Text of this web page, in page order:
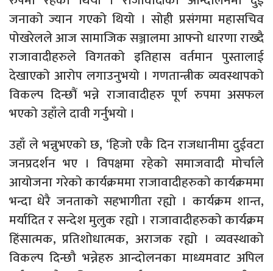
जनाको ज्यान गएको थियो । सोही प्रसंगमा महासचिव
पोखरेलले आज सामाजिक सञ्जालमा आफ्नो धारणा राख्दै
राजावादीहरुले विगतको इतिहास वर्तमान पुस्तालाई
देखाएको आरोप लगाउनुभयो । गणतान्त्रीक व्यवस्थापको
विकल्प दिन्छौं भन्ने राजावादीहरु पूर्ण रुपमा असफल
भएको उहाँले दावी गर्नुभयो ।
उहाँ ले भन्नुभएको छ, ‘हिजो एकै दिन राजधानीमा दुईवटा
जनप्रदर्शन भए । विपक्षमा रहेको समाजवादी मोर्चाले
आयोजना गरेको कार्यक्रममा राजावादीहरुको कार्यक्रममा
भन्दा धेरै जनताको सहभागीता रह्यो । कार्यक्रम शान्त,
मर्यादित र सन्देश मुलुक रह्यो । राजावादीहरुको कार्यक्रम
हिंसात्मक, प्रतिशोधात्मक, अराजक रह्यो । व्यवस्थाको
विकल्प दिन्छौ भन्नेहरु आन्दोलनका माध्यमवाट अपिल